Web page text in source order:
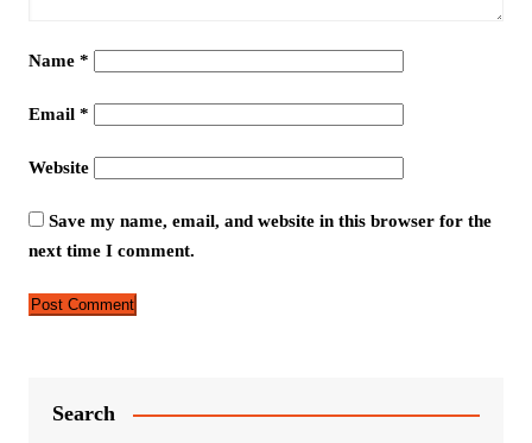
Name *
Email *
Website
Save my name, email, and website in this browser for the
next time I comment.
Search